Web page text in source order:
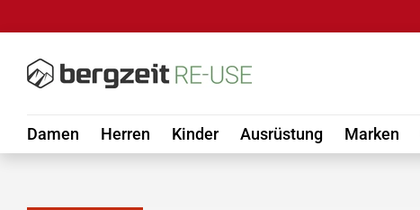
Damen Herren Kinder Ausrüstung Marken